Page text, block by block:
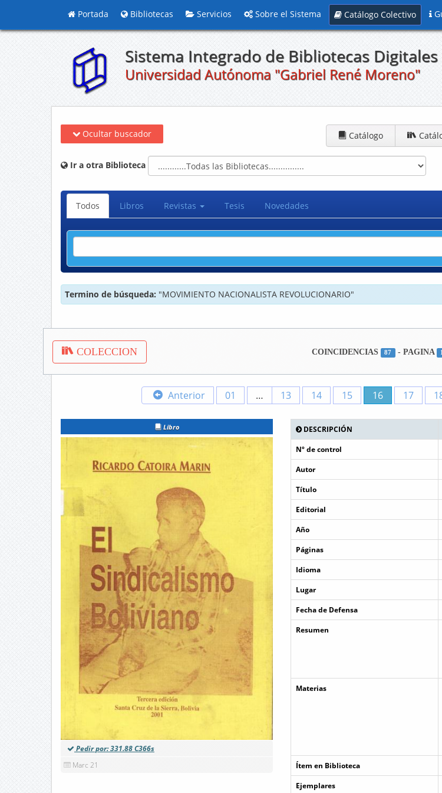
Portada Bibliotecas Servicios Sobre el Sistema Catálogo Colectivo
Sistema Integrado de Bibliotecas Digitales
Universidad Autónoma "Gabriel René Moreno"
Ocultar buscador Catálogo
Ir a otra Biblioteca
Todos Libros Revistas Tesis Novedades
Termino de búsqueda: "MOVIMIENTO NACIONALISTA REVOLUCIONARIO"
COLECCION COINCIDENCIAS 87 - PAGINA
Anterior 01 … 13 14 15 16 17
Libro
Pedir por: 331.88 C366s
Marc 21
DESCRIPCIÓN
Nº de control
Autor
Título
Editorial
Año
Páginas
Idioma
Lugar
Fecha de Defensa
Resumen
Materias
Ítem en Biblioteca
Ejemplares